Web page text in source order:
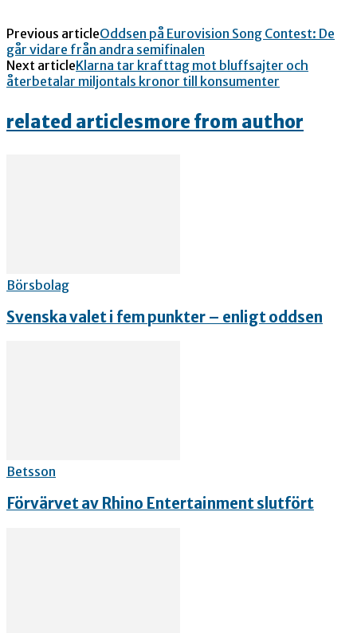
Previous articleOddsen på Eurovision Song Contest: De
går vidare från andra semifinalen
Next articleKlarna tar krafttag mot bluffsajter och
återbetalar miljontals kronor till konsumenter
related articlesmore from author
Börsbolag
Svenska valet i fem punkter – enligt oddsen
Betsson
Förvärvet av Rhino Entertainment slutfört